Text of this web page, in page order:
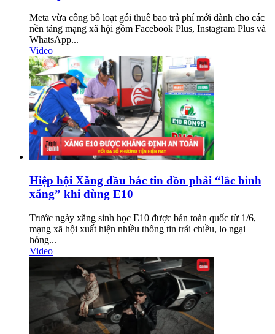
Meta vừa công bố loạt gói thuê bao trả phí mới dành cho các
nền tảng mạng xã hội gồm Facebook Plus, Instagram Plus và
WhatsApp...
Video
Hiệp hội Xăng dầu bác tin đồn phải “lắc bình
xăng” khi dùng E10
Trước ngày xăng sinh học E10 được bán toàn quốc từ 1/6,
mạng xã hội xuất hiện nhiều thông tin trái chiều, lo ngại
hỏng...
Video